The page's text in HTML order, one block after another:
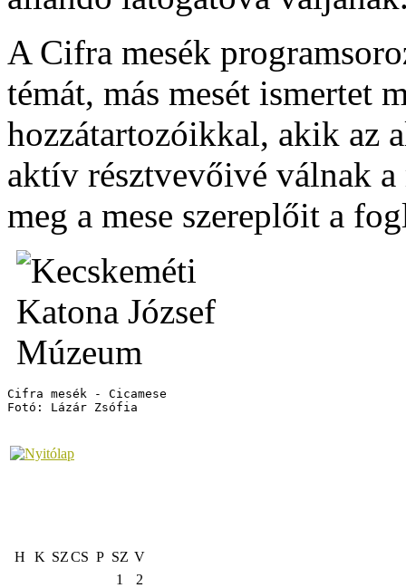
A Cifra mesék
témát, más mesét ismertet
hozzátartozóikkal, akik az
aktív résztvevőivé válnak
meg a mese szereplőit a
Cifra mesék - Cicamese
Fotó: Lázár Zsófia
H K SZCS P SZ V
1
2